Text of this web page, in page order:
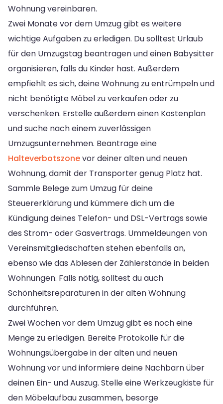
Wohnung vereinbaren.
Zwei Monate vor dem Umzug gibt es weitere
wichtige Aufgaben zu erledigen. Du solltest Urlaub
für den Umzugstag beantragen und einen Babysitter
organisieren, falls du Kinder hast. Außerdem
empfiehlt es sich, deine Wohnung zu entrümpeln und
nicht benötigte Möbel zu verkaufen oder zu
verschenken. Erstelle außerdem einen Kostenplan
und suche nach einem zuverlässigen
Umzugsunternehmen. Beantrage eine
Halteverbotszonevor deiner alten und neuen
Wohnung, damit der Transporter genug Platz hat.
Sammle Belege zum Umzug für deine
Steuererklärung und kümmere dich um die
Kündigung deines Telefon- und DSL-Vertrags sowie
des Strom- oder Gasvertrags. Ummeldeungen von
Vereinsmitgliedschaften stehen ebenfalls an,
ebenso wie das Ablesen der Zählerstände in beiden
Wohnungen. Falls nötig, solltest du auch
Schönheitsreparaturen in der alten Wohnung
durchführen.
Zwei Wochen vor dem Umzug gibt es noch eine
Menge zu erledigen. Bereite Protokolle für die
Wohnungsübergabe in der alten und neuen
Wohnung vor und informiere deine Nachbarn über
deinen Ein- und Auszug. Stelle eine Werkzeugkiste für
den Möbelaufbau zusammen, besorge